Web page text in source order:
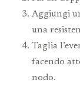
Aggiungi
una
Taglia
facendo
nodo.